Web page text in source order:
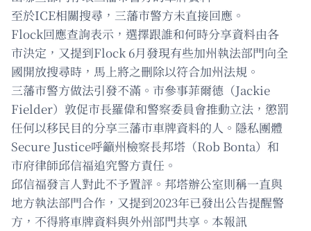
至於ICE相關搜尋，三藩市警方未直接回應。
Flock回應查詢表示，選擇跟誰和何時分享資料由各
市決定，又提到Flock 6月發現有些加州執法部門向全
國開放搜尋時，馬上將之刪除以符合加州法規。
三藩市警方做法引發不滿。市參事菲爾德（Jackie
Fielder）敦促市長羅偉和警察委員會推動立法，懲罰
任何以移民目的分享三藩市車牌資料的人。隱私團體
Secure Justice呼籲州檢察長邦塔（Rob Bonta）和
市府律師邱信福追究警方責任。
邱信福發言人對此不予置評。邦塔辦公室則稱一直與
地方執法部門合作，又提到2023年已發出公告提醒警
方，不得將車牌資料與外州部門共享。本報訊